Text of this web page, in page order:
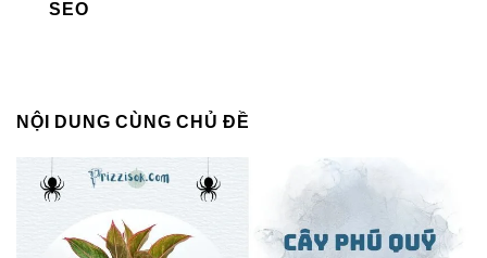
SEO
NỘI DUNG CÙNG CHỦ ĐỀ